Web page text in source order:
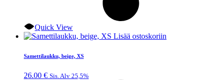
Quick View
Lisää ostoskoriin
Samettilaukku, beige, XS
26.00 € Sis. Alv 25,5%